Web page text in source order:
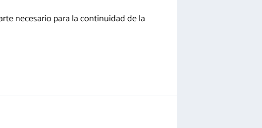
necesario para la continuidad de la